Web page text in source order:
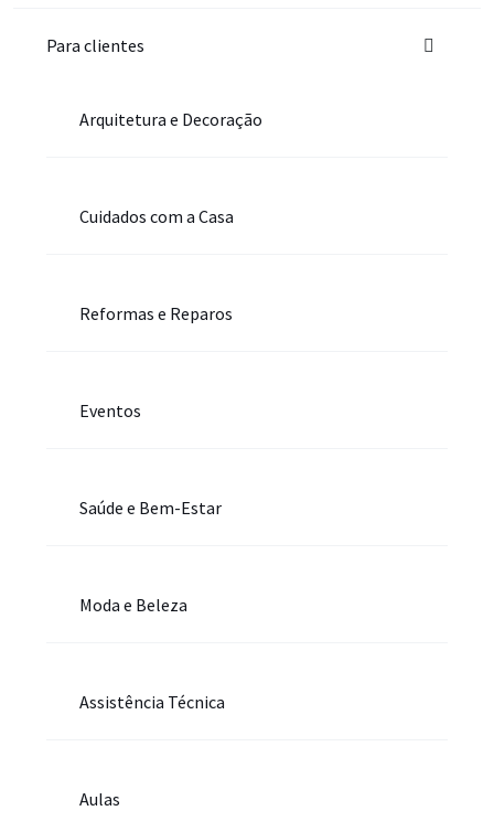
Para clientes
Arquitetura e Decoração
Cuidados com a Casa
Reformas e Reparos
Eventos
Saúde e Bem-Estar
Moda e Beleza
Assistência Técnica
Aulas